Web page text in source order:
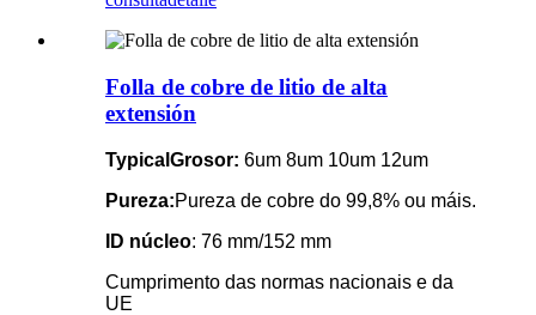
Folla de cobre de litio de alta
extensión
Typical Grosor: 6um 8um 10um 12um
Pureza:Pureza de cobre do 99,8% ou máis.
ID núcleo: 76 mm/152 mm
Cumprimento das normas nacionais e da
UE